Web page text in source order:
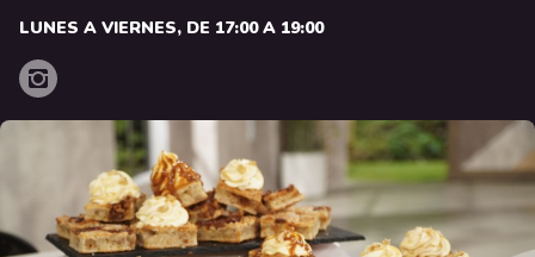
LUNES A VIERNES, DE 17:00 A 19:00